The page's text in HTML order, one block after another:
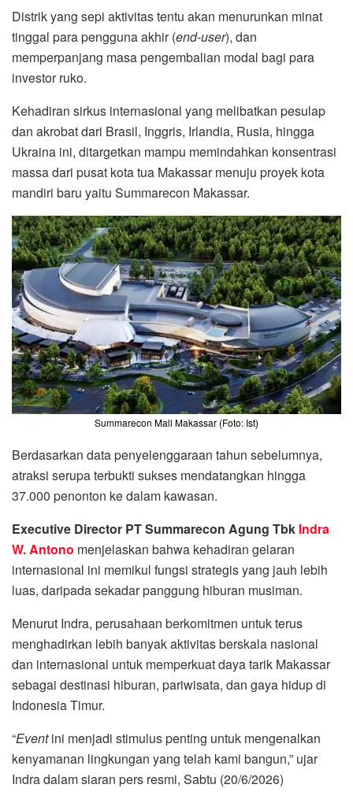
Distrik yang sepi aktivitas tentu akan menurunkan minat
tinggal para pengguna akhir (end-user), dan
memperpanjang masa pengembalian modal bagi para
investor ruko.
Kehadiran sirkus internasional yang melibatkan pesulap
dan akrobat dari Brasil, Inggris, Irlandia, Rusia, hingga
Ukraina ini, ditargetkan mampu memindahkan konsentrasi
massa dari pusat kota tua Makassar menuju proyek kota
mandiri baru yaitu Summarecon Makassar.
Summarecon Mall Makassar (Foto: Ist)
Berdasarkan data penyelenggaraan tahun sebelumnya,
atraksi serupa terbukti sukses mendatangkan hingga
37.000 penonton ke dalam kawasan.
Executive Director PT Summarecon Agung Tbk Indra
W. Antono menjelaskan bahwa kehadiran gelaran
internasional ini memikul fungsi strategis yang jauh lebih
luas, daripada sekadar panggung hiburan musiman.
Menurut Indra, perusahaan berkomitmen untuk terus
menghadirkan lebih banyak aktivitas berskala nasional
dan internasional untuk memperkuat daya tarik Makassar
sebagai destinasi hiburan, pariwisata, dan gaya hidup di
Indonesia Timur.
“Eventini menjadi stimulus penting untuk mengenalkan
kenyamanan lingkungan yang telah kami bangun,” ujar
Indra dalam siaran pers resmi, Sabtu (20/6/2026)